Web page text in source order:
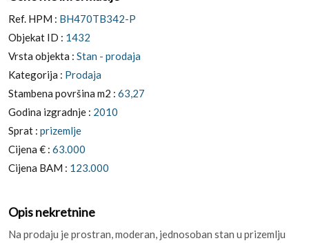
Ref. HPM : BH470TB342-P
Objekat ID : 1432
Vrsta objekta : Stan - prodaja
Kategorija : Prodaja
Stambena površina m2 : 63,27
Godina izgradnje : 2010
Sprat : prizemlje
Cijena € : 63.000
Cijena BAM : 123.000
Opis nekretnine
Na prodaju je prostran, moderan, jednosoban stan u prizemlju